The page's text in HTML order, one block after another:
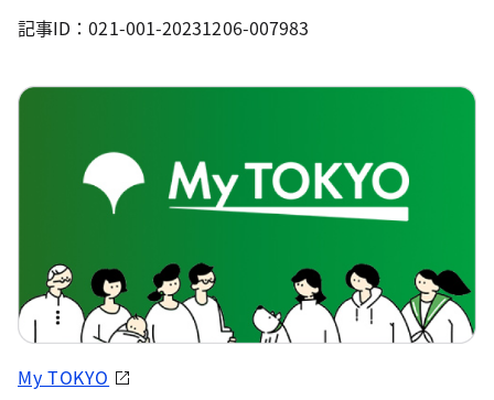
記事ID：021-001-20231206-007983
My TOKYO